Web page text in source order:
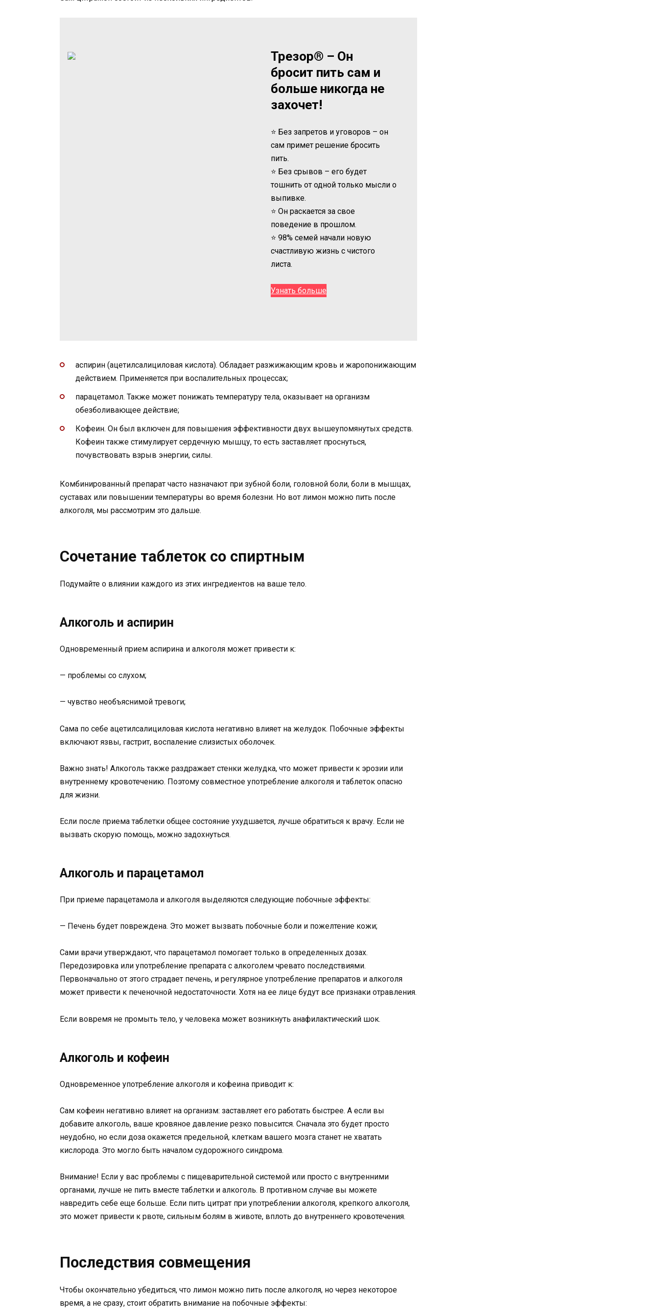
Трезор® – Он
бросит пить сам и
больше никогда не
захочет!
⭐ Без запретов и уговоров – он
сам примет решение бросить
пить.
⭐ Без срывов – его будет
тошнить от одной только мысли о
выпивке.
⭐ Он раскается за свое
поведение в прошлом.
⭐ 98% семей начали новую
счастливую жизнь с чистого
листа.
Узнать больше
аспирин (ацетилсалициловая кислота). Обладает разжижающим кровь и жаропонижающим
действием. Применяется при воспалительных процессах;
парацетамол. Также может понижать температуру тела, оказывает на организм
обезболивающее действие;
Кофеин. Он был включен для повышения эффективности двух вышеупомянутых средств.
Кофеин также стимулирует сердечную мышцу, то есть заставляет проснуться,
почувствовать взрыв энергии, силы.
Комбинированный препарат часто назначают при зубной боли, головной боли, боли в мышцах,
суставах или повышении температуры во время болезни. Но вот лимон можно пить после
алкоголя, мы рассмотрим это дальше.
Сочетание таблеток со спиртным
Подумайте о влиянии каждого из этих ингредиентов на ваше тело.
Алкоголь и аспирин
Одновременный прием аспирина и алкоголя может привести к:
— проблемы со слухом;
— чувство необъяснимой тревоги;
Сама по себе ацетилсалициловая кислота негативно влияет на желудок. Побочные эффекты
включают язвы, гастрит, воспаление слизистых оболочек.
Важно знать! Алкоголь также раздражает стенки желудка, что может привести к эрозии или
внутреннему кровотечению. Поэтому совместное употребление алкоголя и таблеток опасно
для жизни.
Если после приема таблетки общее состояние ухудшается, лучше обратиться к врачу. Если не
вызвать скорую помощь, можно задохнуться.
Алкоголь и парацетамол
При приеме парацетамола и алкоголя выделяются следующие побочные эффекты:
— Печень будет повреждена. Это может вызвать побочные боли и пожелтение кожи;
Сами врачи утверждают, что парацетамол помогает только в определенных дозах.
Передозировка или употребление препарата с алкоголем чревато последствиями.
Первоначально от этого страдает печень, и регулярное употребление препаратов и алкоголя
может привести к печеночной недостаточности. Хотя на ее лице будут все признаки отравления.
Если вовремя не промыть тело, у человека может возникнуть анафилактический шок.
Алкоголь и кофеин
Одновременное употребление алкоголя и кофеина приводит к:
Сам кофеин негативно влияет на организм: заставляет его работать быстрее. А если вы
добавите алкоголь, ваше кровяное давление резко повысится. Сначала это будет просто
неудобно, но если доза окажется предельной, клеткам вашего мозга станет не хватать
кислорода. Это могло быть началом судорожного синдрома.
Внимание! Если у вас проблемы с пищеварительной системой или просто с внутренними
органами, лучше не пить вместе таблетки и алкоголь. В противном случае вы можете
навредить себе еще больше. Если пить цитрат при употреблении алкоголя, крепкого алкоголя,
это может привести к рвоте, сильным болям в животе, вплоть до внутреннего кровотечения.
Последствия совмещения
Чтобы окончательно убедиться, что лимон можно пить после алкоголя, но через некоторое
время, а не сразу, стоит обратить внимание на побочные эффекты: